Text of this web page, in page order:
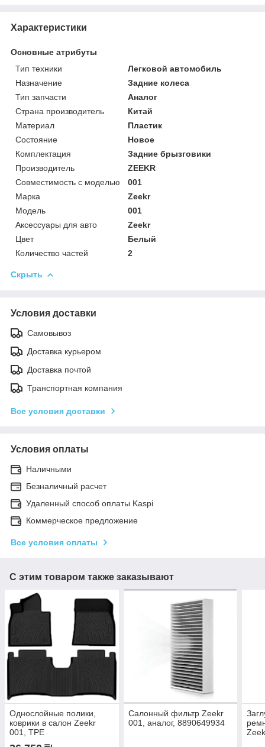
Характеристики
Основные атрибуты
Тип техники
Легковой автомобиль
Назначение
Задние колеса
Тип запчасти
Аналог
Страна производитель
Китай
Материал
Пластик
Состояние
Новое
Комплектация
Задние брызговики
Производитель
ZEEKR
Совместимость с моделью
001
Марка
Zeekr
Модель
001
Аксессуары для авто
Zeekr
Цвет
Белый
Количество частей
2
Скрыть
Условия доставки
Самовывоз
Доставка курьером
Доставка почтой
Транспортная компания
Все условия доставки
Условия оплаты
Наличными
Безналичный расчет
Удаленный способ оплаты Kaspi
Коммерческое предложение
Все условия оплаты
С этим товаром также заказывают
Однослойные полики,
коврики в салон Zeekr
001, TPE
Салонный фильтр Zeekr
001, аналог, 8890649934